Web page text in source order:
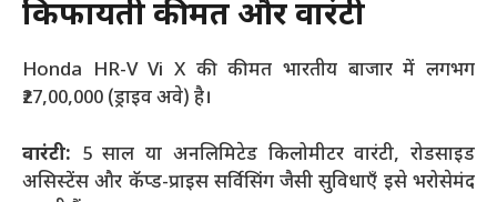
किफायती कीमत और वारंटी
Honda HR-V Vi X की कीमत भारतीय बाजार में लगभग
₹27,00,000 (ड्राइव अवे) है।
वारंटी: 5 साल या अनलिमिटेड किलोमीटर वारंटी, रोडसाइड
असिस्टेंस और कॅप्ड-प्राइस सर्विसिंग जैसी सुविधाएँ इसे भरोसेमंद